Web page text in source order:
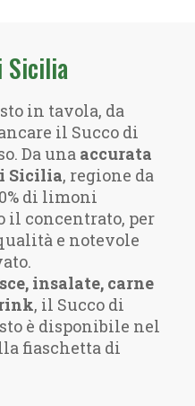
Sicilia
in tavola, da
il Succo di
Da una accurata
Sicilia, regione da
di limoni
concentrato, per
e notevole
insalate, carne
, il Succo di
è disponibile nel
fiaschetta di